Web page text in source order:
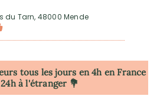
du Tarn, 48000 Mende
tous les jours en 4h en France
à l'étranger 💐